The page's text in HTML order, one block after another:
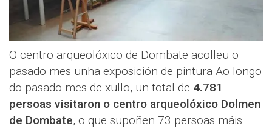
O centro arqueolóxico de Dombate acolleu o
pasado mes unha exposición de pintura Ao longo
do pasado mes de xullo, un total de 4.781
persoas visitaron o centro arqueolóxico Dolmen
de Dombate, o que supoñen 73 persoas máis